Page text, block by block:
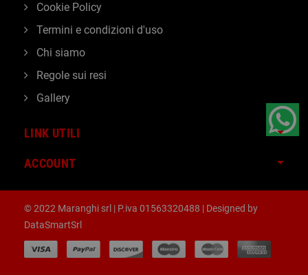
LINK UTILI
ACCOUNT
Cookie Policy
Termini e condizioni d'uso
Chi siamo
Regole sui resi
Gallery
© 2022 Maranghi srl | P.iva 01563320488 | Designed by
DataSmartSrl